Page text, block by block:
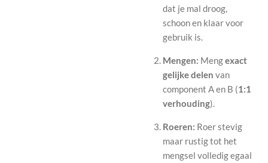
dat je mal droog,
schoon en klaar voor
gebruik is.
Mengen: Mengexact
gelijke delen van
component A en B (1:1
verhouding).
Roeren: Roer stevig
maar rustig tot het
mengsel volledig egaal